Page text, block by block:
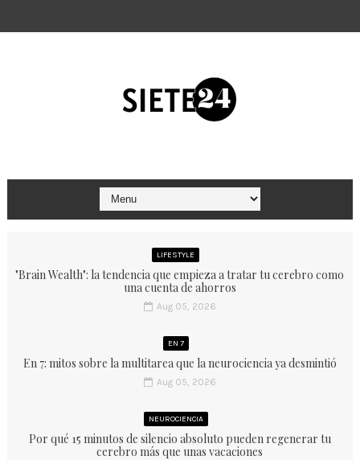
LIFESTYLE
"Brain Wealth": la tendencia que empieza a tratar tu cerebro como
una cuenta de ahorros
Aug 05, 2026
EN 7
En 7: mitos sobre la multitarea que la neurociencia ya desmintió
Aug 05, 2026
NEUROCIENCIA
Por qué 15 minutos de silencio absoluto pueden regenerar tu
cerebro más que unas vacaciones